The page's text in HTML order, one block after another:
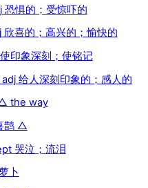
恐惧的；受惊吓的
欣喜的；高兴的；愉快的
印象深刻；使铭记
给人深刻印象的；感人的
the way
鹊 △
哭泣；流泪
卜